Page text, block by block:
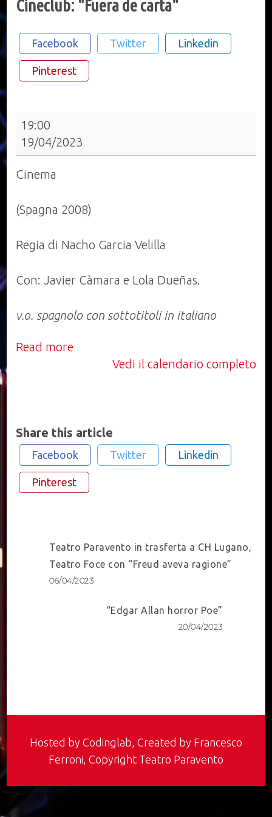
Cineclub: "Fuera de carta"
Facebook Twitter Linkedin
Pinterest
Cineclub:
"Fuera
de
carta"
19:00
19/04/2023
Cinema
(Spagna 2008)
Regia di Nacho Garcia Velilla
Con: Javier Càmara e Lola Dueñas.
v.o. spagnolo con sottotitoli in italiano
Read more
Vedi il calendario completo
Share this article
Facebook Twitter Linkedin
Pinterest
Post
Navigation
Teatro Paravento in trasferta a CH Lugano,
Teatro Foce con “Freud aveva ragione”
06/04/2023
“Edgar Allan horror Poe”
20/04/2023
Hosted by Codinglab, Created by Francesco
Ferroni, Copyright Teatro Paravento